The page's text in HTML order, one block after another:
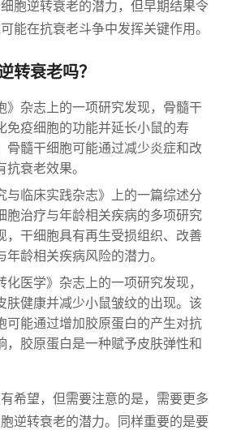
胞逆转衰老的潜力，但早期结果令
能在抗衰老斗争中发挥关键作用。
转衰老吗？
》杂志上的一项研究发现，骨髓干
免疫细胞的功能并延长小鼠的寿
骨髓干细胞可能通过减少炎症和改
衰老效果。
与临床实践杂志》上的一篇综述分
胞治疗与年龄相关疾病的多项研究
，干细胞具有再生受损组织、改善
龄相关疾病风险的潜力。
医学》杂志上的一项研究发现，
肤健康并减少小鼠皱纹的出现。该
可能通过增加胶原蛋白的产生对抗
，胶原蛋白是一种赋予皮肤弹性和
希望，但需要注意的是，需要更多
逆转衰老的潜力。同样重要的是要